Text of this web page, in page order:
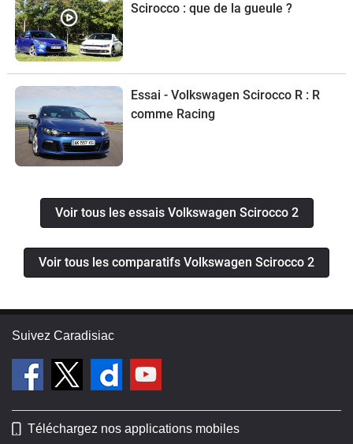
Scirocco : que de la gueule ?
Essai - Volkswagen Scirocco R : R
comme Racing
Voir tous les essais Volkswagen Scirocco 2
Voir tous les comparatifs Volkswagen Scirocco 2
Suivez Caradisiac
Téléchargez nos applications mobiles